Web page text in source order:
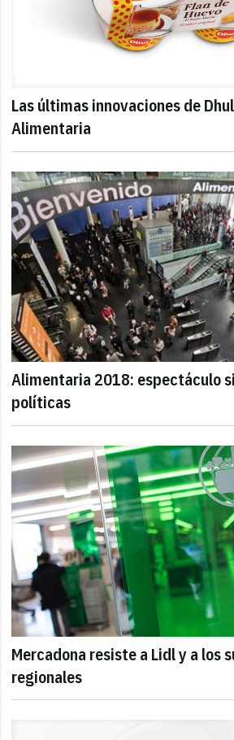
Las últimas innovaciones de
Alimentaria
Alimentaria 2018: espectáculo
políticas
Mercadona resiste a Lidl y a los
regionales